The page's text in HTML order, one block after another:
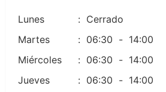
Lunes : Cerrado
Martes
: 06:30 - 14:00
Miércoles
: 06:30 - 14:00
Jueves
: 06:30 - 14:00